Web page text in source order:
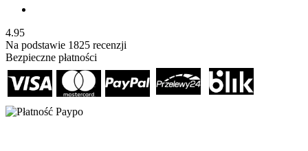
4.95
Na podstawie 1825 recenzji
Bezpieczne płatności